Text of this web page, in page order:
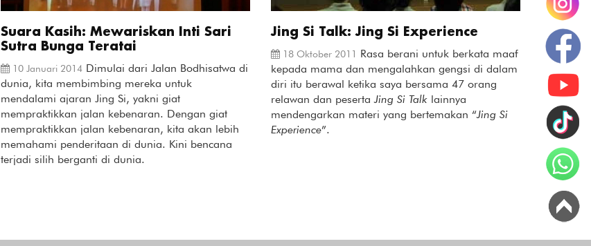
Suara Kasih: Mewariskan Inti Sari
Sutra Bunga Teratai
10 Januari 2014 Dimulai dari Jalan Bodhisatwa di
dunia, kita membimbing mereka untuk
mendalami ajaran Jing Si, yakni giat
mempraktikkan jalan kebenaran. Dengan giat
mempraktikkan jalan kebenaran, kita akan lebih
memahami penderitaan di dunia. Kini bencana
terjadi silih berganti di dunia.
Jing Si Talk: Jing Si Experience
18 Oktober 2011 Rasa berani untuk berkata maaf
kepada mama dan mengalahkan gengsi di dalam
diri itu berawal ketika saya bersama 47 orang
relawan dan pesertaJing Si Talk lainnya
mendengarkan materi yang bertemakan “Jing Si
Experience”.